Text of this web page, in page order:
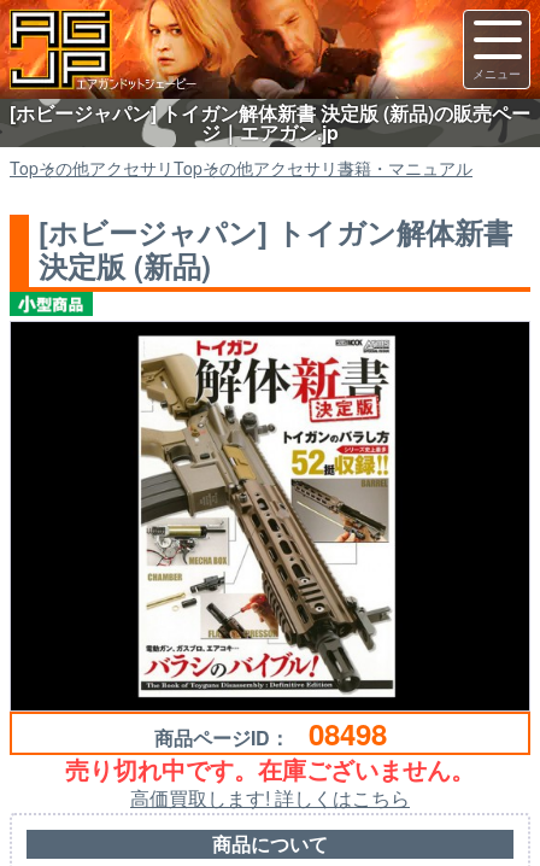
[ホビージャパン] トイガン解体新書 決定版 (新品)の販売ペー
ジ｜エアガン.jp
Topその他アクセサリTopその他アクセサリ書籍・マニュアル
[ホビージャパン] トイガン解体新書
決定版 (新品)
商品ページID： 08498
売り切れ中です。在庫ございません。
高価買取します! 詳しくはこちら
商品について